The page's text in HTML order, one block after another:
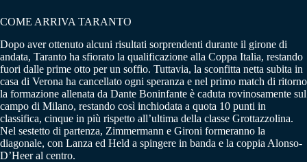
COME ARRIVA TARANTO
Dopo aver ottenuto alcuni risultati sorprendenti durante il girone di
andata, Taranto ha sfiorato la qualificazione alla Coppa Italia, restando
fuori dalle prime otto per un soffio. Tuttavia, la sconfitta netta subita in
casa di Verona ha cancellato ogni speranza e nel primo match di ritorno
la formazione allenata da Dante Boninfante è caduta rovinosamente sul
campo di Milano, restando così inchiodata a quota 10 punti in
classifica, cinque in più rispetto all’ultima della classe Grottazzolina.
Nel sestetto di partenza, Zimmermann e Gironi formeranno la
diagonale, con Lanza ed Held a spingere in banda e la coppia Alonso-
D’Heer al centro.